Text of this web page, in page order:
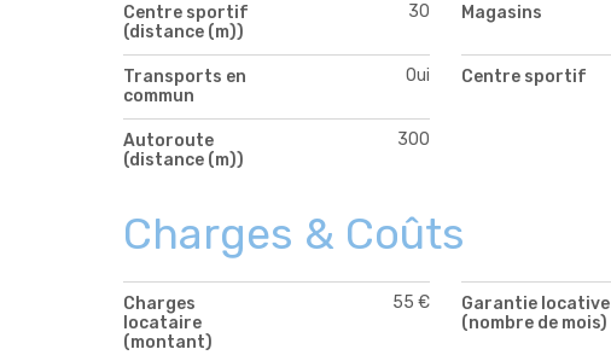
Centre sportif
(distance (m))
30 Magasins
Transports en
commun
Oui Centre sportif
Autoroute
(distance (m))
300
Charges & Coûts
Charges
locataire
(montant)
55 €
Garantie locative
(nombre de mois)